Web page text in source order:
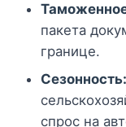
пакета
границе.
Сезонность:
спрос на